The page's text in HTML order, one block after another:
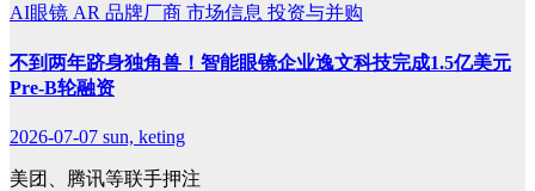
AI眼镜 AR 品牌厂商 市场信息 投资与并购
不到两年跻身独角兽！智能眼镜企业逸文科技完成1.5亿美元
Pre-B轮融资
2026-07-07 sun, keting
美团、腾讯等联手押注